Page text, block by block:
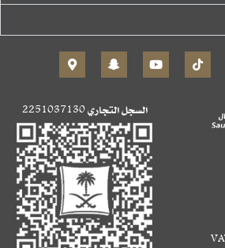
السجل التجاري2251037130